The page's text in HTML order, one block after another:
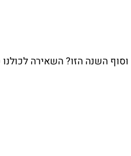
השנה הזו? השאירה לכולנו